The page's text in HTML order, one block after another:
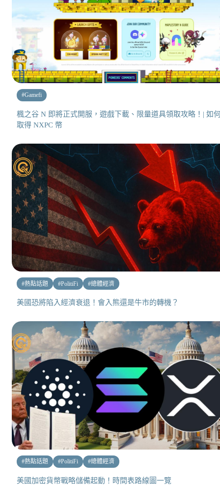
#Gamefi
楓之谷 N 即將正式開服，遊戲下載、限量道具領取攻略！| 如
取得 NXPC 幣
#熱點話題 #PolitiFi #總體經濟
美國恐將陷入經濟衰退！會入熊還是牛市的轉機？
#熱點話題 #PolitiFi #總體經濟
美國加密貨幣戰略儲備起動！時間表路線圖一覽